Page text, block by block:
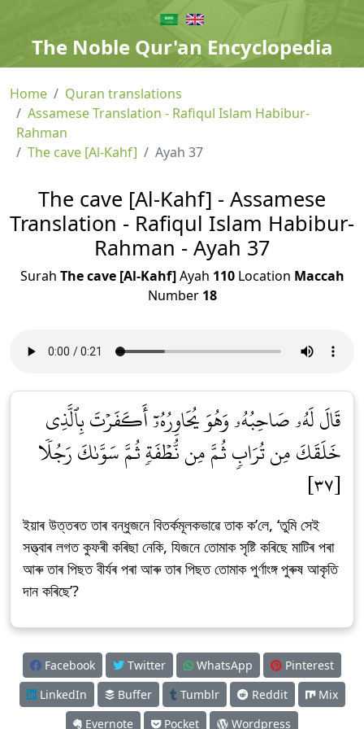
The Noble Qur'an Encyclopedia
Home
Quran translations
Assamese Translation - Rafiqul Islam Habibur-
Rahman
The cave [Al-Kahf]
Ayah 37
The cave [Al-Kahf] - Assamese
Translation - Rafiqul Islam Habibur-
Rahman - Ayah 37
Surah The cave [Al-Kahf]Ayah 110Location Maccah
Number 18
قَالَ لَهُۥ صَاحِبُهُۥ وَهُوَ يُحَاوِرُهُۥٓ أَكَفَرۡتَ بِٱلَّذِي
خَلَقَكَ مِن تُرَابٖ ثُمَّ مِن نُّطۡفَةٖ ثُمَّ سَوَّىٰكَ رَجُلٗا
[٣٧]
ইয়াৰ উত্তৰত তাৰ বন্ধুজনে বিতৰ্কমূলকভাৱে তাক ক’লে, ‘তুমি সেই
সত্ত্বাৰ লগত কুফৰী কৰিছা নেকি, যিজনে তোমাক সৃষ্টি কৰিছে মাটিৰ পৰা
আৰু তাৰ পিছত বীৰ্যৰ পৰা আৰু তাৰ পিছত তোমাক পুৰ্ণাংঙ্গ পুৰুষ আকৃতি
দান কৰিছে’?
Facebook Twitter WhatsApp
Pinterest
LinkedIn
Buffer Tumblr Reddit
Mix
Evernote
Pocket Wordpress